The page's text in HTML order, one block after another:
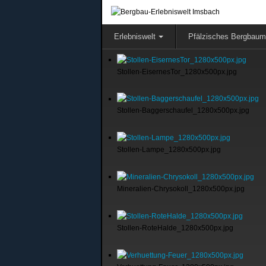
Erlebniswelt Pfälzisches
Stollen-EisernesTor_1280x500px.jpg
Stollen-Baggerschaufel_1280x500px.jpg
Stollen-Lampe_1280x500px.jpg
Mineralien-Chrysokoll_1280x500px.jpg
Stollen-RoteHalde_1280x500px.jpg